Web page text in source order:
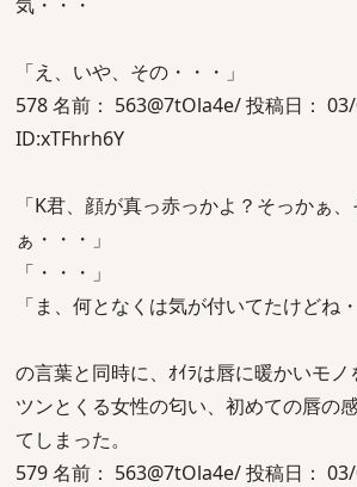
「え、いや、その・・・」
578 名前： 563@7tOla4e/ 投稿日：
ID:xTFhrh6Y
「K君、顔が真っ赤っかよ？そっかぁ
ぁ・・・」
「・・・」
「ま、何となくは気が付いてたけどね
の言葉と同時に、ｵｲﾗは唇に暖かいモノ
ツンとくる女性の匂い、初めての唇の
てしまった。
579 名前： 563@7tOla4e/ 投稿日：